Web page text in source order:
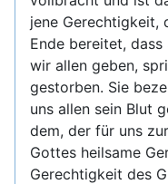
jene Gerechtigkeit,
Ende bereitet,
wir allen geben,
gestorben. Sie
uns allen sein Blut
dem, der für uns
Gottes heilsame
Gerechtigkeit des